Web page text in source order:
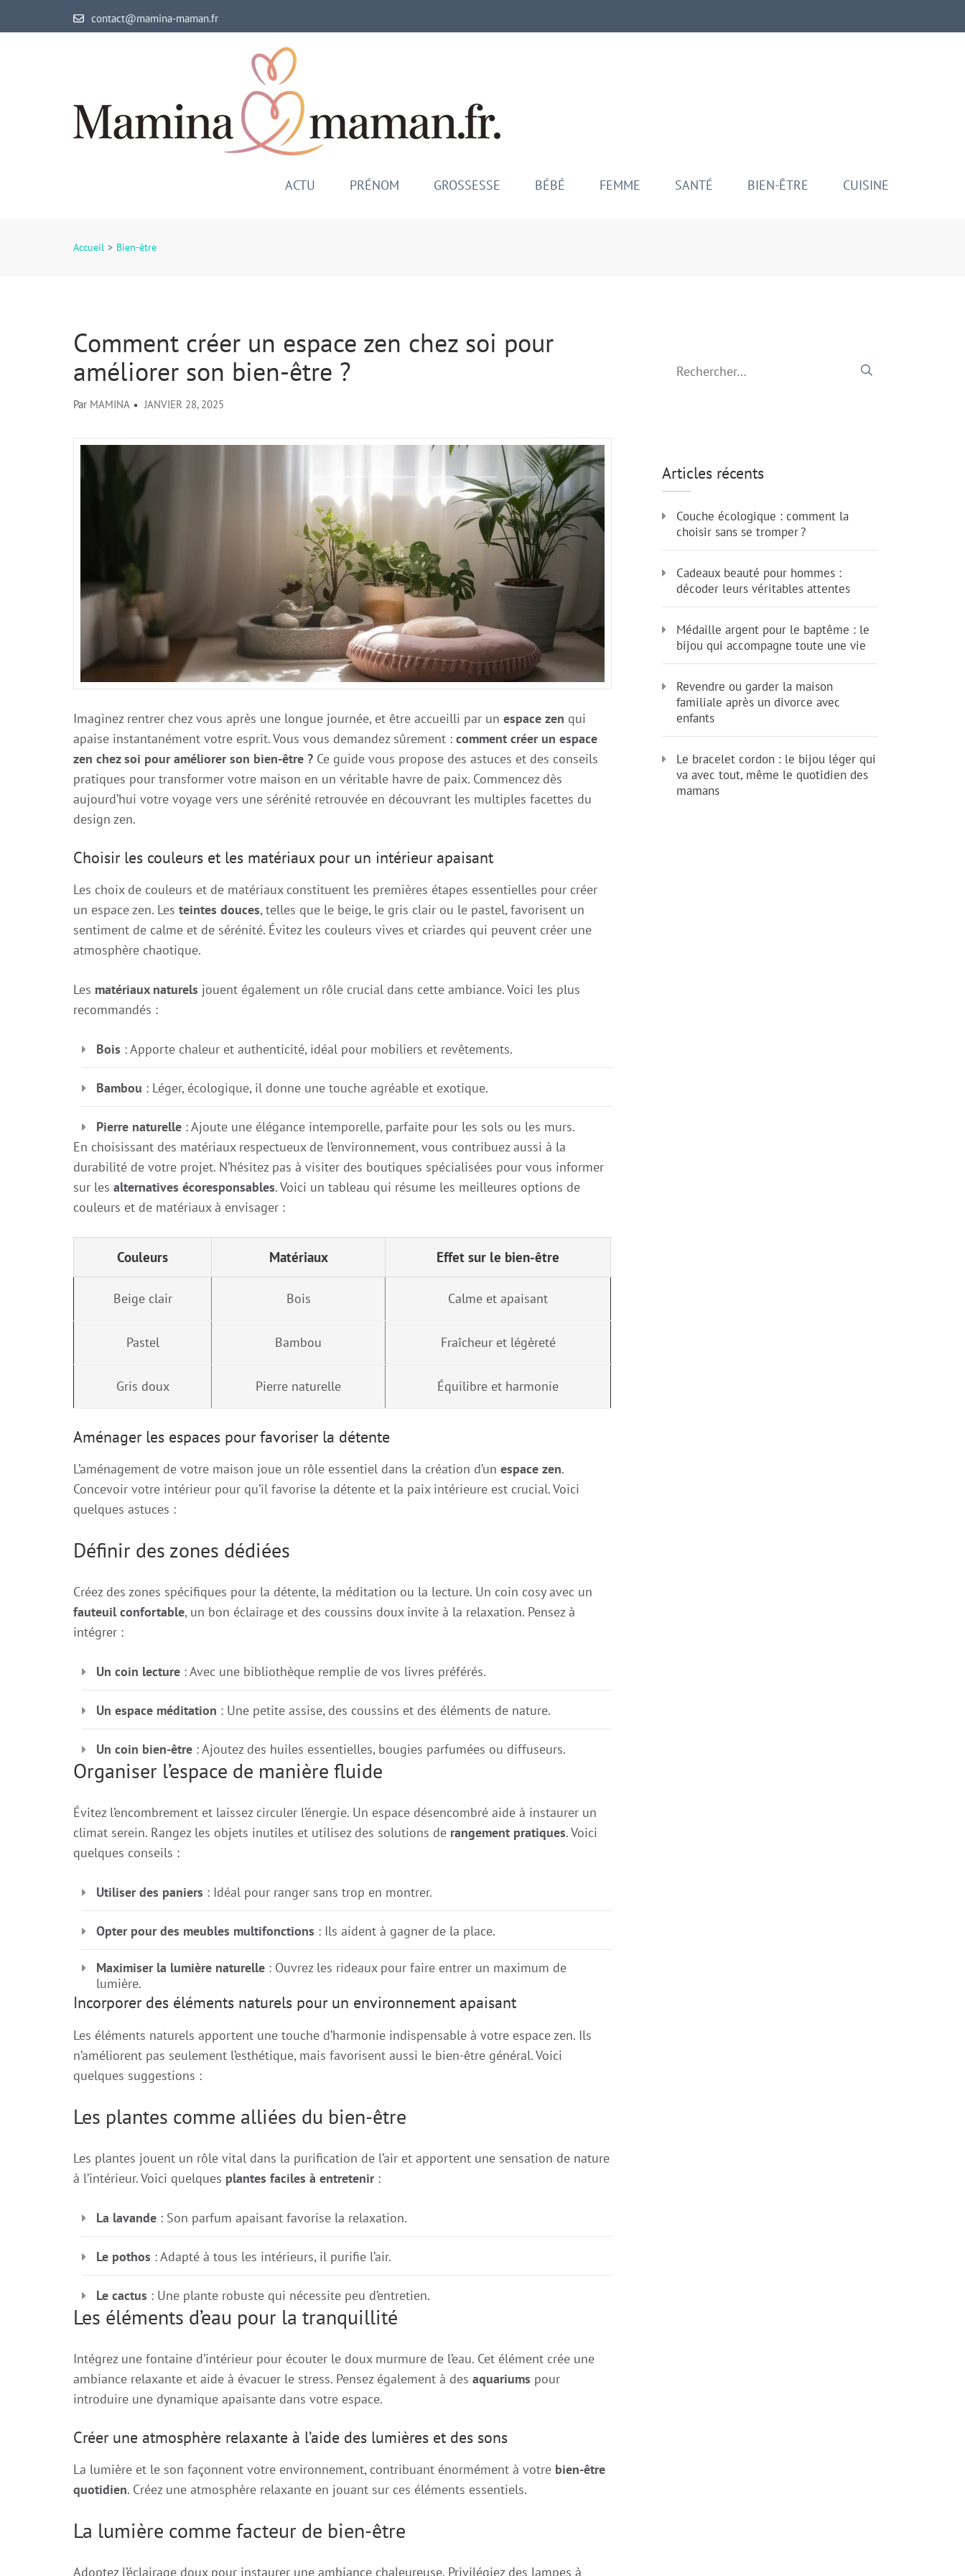
au
contact@mamina-maman.fr
ACTU PRÉNOM GROSSESSE BÉBÉ FEMME SANTÉ BIEN-ÊTRE CUISINE
Accueil > Bien-être
Comment créer un espace zen chez soi pour
améliorer son bien-être ?
Par MAMINA JANVIER 28, 2025
Imaginez rentrer chez vous après une longue journée, et être accueilli par un espace zen qui
apaise instantanément votre esprit. Vous vous demandez sûrement : comment créer un espace
zen chez soi pour améliorer son bien-être ? Ce guide vous propose des astuces et des conseils
pratiques pour transformer votre maison en un véritable havre de paix. Commencez dès
aujourd’hui votre voyage vers une sérénité retrouvée en découvrant les multiples facettes du
design zen.
Choisir les couleurs et les matériaux pour un intérieur apaisant
Les choix de couleurs et de matériaux constituent les premières étapes essentielles pour créer
un espace zen. Les teintes douces, telles que le beige, le gris clair ou le pastel, favorisent un
sentiment de calme et de sérénité. Évitez les couleurs vives et criardes qui peuvent créer une
atmosphère chaotique.
Les matériaux naturels jouent également un rôle crucial dans cette ambiance. Voici les plus
recommandés :
Bois : Apporte chaleur et authenticité, idéal pour mobiliers et revêtements.
Bambou : Léger, écologique, il donne une touche agréable et exotique.
Pierre naturelle : Ajoute une élégance intemporelle, parfaite pour les sols ou les murs.
En choisissant des matériaux respectueux de l’environnement, vous contribuez aussi à la
durabilité de votre projet. N’hésitez pas à visiter des boutiques spécialisées pour vous informer
sur les alternatives écoresponsables. Voici un tableau qui résume les meilleures options de
couleurs et de matériaux à envisager :
Couleurs Matériaux Effet sur le bien-être
Beige clair Bois Calme et apaisant
Pastel Bambou Fraîcheur et légèreté
Gris doux Pierre naturelle Équilibre et harmonie
Aménager les espaces pour favoriser la détente
L’aménagement de votre maison joue un rôle essentiel dans la création d’un espace zen.
Concevoir votre intérieur pour qu’il favorise la détente et la paix intérieure est crucial. Voici
quelques astuces :
Définir des zones dédiées
Créez des zones spécifiques pour la détente, la méditation ou la lecture. Un coin cosy avec un
fauteuil confortable, un bon éclairage et des coussins doux invite à la relaxation. Pensez à
intégrer :
Un coin lecture : Avec une bibliothèque remplie de vos livres préférés.
Un espace méditation : Une petite assise, des coussins et des éléments de nature.
Un coin bien-être : Ajoutez des huiles essentielles, bougies parfumées ou diffuseurs.
Organiser l’espace de manière fluide
Évitez l’encombrement et laissez circuler l’énergie. Un espace désencombré aide à instaurer un
climat serein. Rangez les objets inutiles et utilisez des solutions de rangement pratiques. Voici
quelques conseils :
Utiliser des paniers : Idéal pour ranger sans trop en montrer.
Opter pour des meubles multifonctions : Ils aident à gagner de la place.
Maximiser la lumière naturelle : Ouvrez les rideaux pour faire entrer un maximum de
lumière.
Incorporer des éléments naturels pour un environnement apaisant
Les éléments naturels apportent une touche d’harmonie indispensable à votre espace zen. Ils
n’améliorent pas seulement l’esthétique, mais favorisent aussi le bien-être général. Voici
quelques suggestions :
Les plantes comme alliées du bien-être
Les plantes jouent un rôle vital dans la purification de l’air et apportent une sensation de nature
à l’intérieur. Voici quelques plantes faciles à entretenir:
La lavande : Son parfum apaisant favorise la relaxation.
Le pothos : Adapté à tous les intérieurs, il purifie l’air.
Le cactus : Une plante robuste qui nécessite peu d’entretien.
Les éléments d’eau pour la tranquillité
Intégrez une fontaine d’intérieur pour écouter le doux murmure de l’eau. Cet élément crée une
ambiance relaxante et aide à évacuer le stress. Pensez également à des aquariums pour
introduire une dynamique apaisante dans votre espace.
Créer une atmosphère relaxante à l’aide des lumières et des sons
La lumière et le son façonnent votre environnement, contribuant énormément à votre bien-être
quotidien. Créez une atmosphère relaxante en jouant sur ces éléments essentiels.
La lumière comme facteur de bien-être
Adoptez l’éclairage doux pour instaurer une ambiance chaleureuse. Privilégiez des lampes à
Articles récents
Couche écologique : comment la
choisir sans se tromper ?
Cadeaux beauté pour hommes :
décoder leurs véritables attentes
Médaille argent pour le baptême : le
bijou qui accompagne toute une vie
Revendre ou garder la maison
familiale après un divorce avec
enfants
Le bracelet cordon : le bijou léger qui
va avec tout, même le quotidien des
mamans